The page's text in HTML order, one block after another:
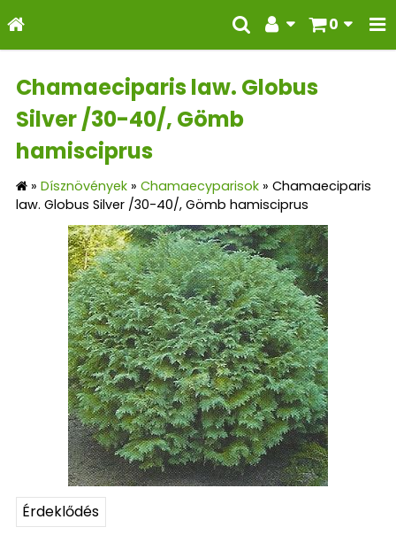
0
Chamaeciparis law. Globus
Silver /30-40/, Gömb
hamisciprus
» Dísznövények » Chamaecyparisok » Chamaeciparis
law. Globus Silver /30-40/, Gömb hamisciprus
Érdeklődés